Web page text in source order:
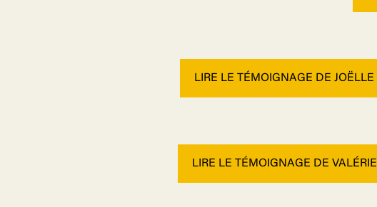
LIRE LE TÉMOIGNAGE DE JOËLLE
LIRE LE TÉMOIGNAGE DE VALÉRIE